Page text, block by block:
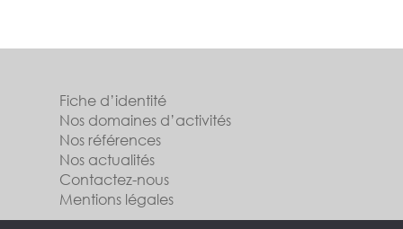
Fiche d’identité
Nos domaines d’activités
Nos références
Nos actualités
Contactez-nous
Mentions légales